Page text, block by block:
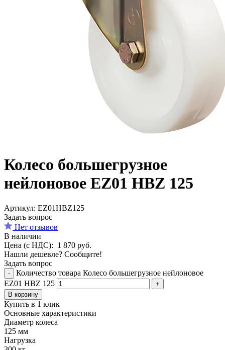
Колесо большегрузное
нейлоновое EZ01 HBZ 125
Aртикул: EZ01HBZ125
Задать вопрос
Нет отзывов
В наличии
Цена (с НДС): 1 870 руб.
Нашли дешевле? Сообщите!
Задать вопрос
-
Количество товара Колесо большегрузное нейлоновое
EZ01 HBZ 125
+
В корзину
Купить в 1 клик
Основные характеристики
Диаметр колеса
125 мм
Нагрузка